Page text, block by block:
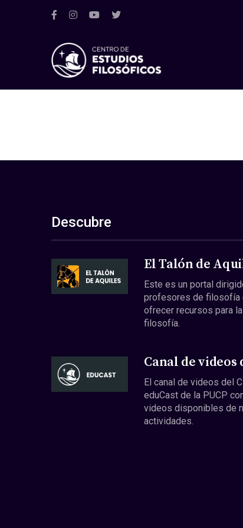
Descubre
El Talón de
Este es un portal
profesores de filosofía
ofrecer recursos para
filosofía.
Canal de videos
El canal de videos del
eduCast de la PUCP
videos disponibles de
actividades.